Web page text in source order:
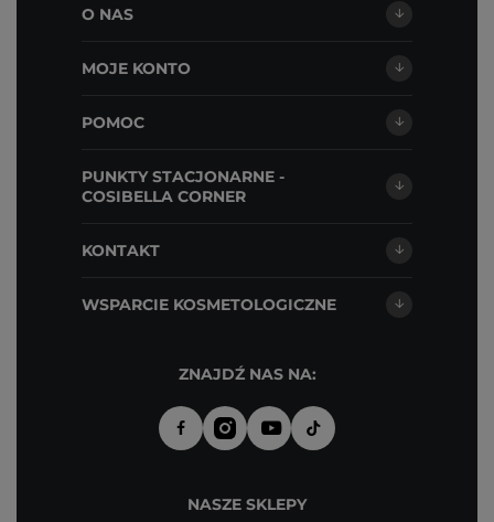
O NAS
MOJE KONTO
POMOC
PUNKTY STACJONARNE -
COSIBELLA CORNER
KONTAKT
WSPARCIE KOSMETOLOGICZNE
ZNAJDŹ NAS NA:
NASZE SKLEPY